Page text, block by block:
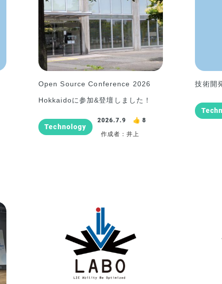
Open Source Conference 2026
Hokkaidoに参加&登壇しました！
Technology
2026.7.9
8
作成者：井上
技術開